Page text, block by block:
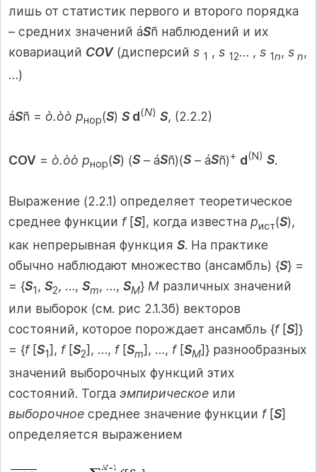
лишь от статистик первого и второго порядка
– средних значений áSñ наблюдений и их
ковариаций COV(дисперсий s 1 , s 12… , s 1n, s n,
…)
áSñ = ò.òò pнор(S) Sd(N) S, (2.2.2)
COV = ò.òò pнор(S) (S– áSñ)(S– áSñ)+ d(N) S.
Выражение (2.2.1) определяет теоретическое
среднее функции f[S], когда известна pист(S),
как непрерывная функция S. На практике
обычно наблюдают множество (ансамбль) {S} =
= {S1 , S2, …, Sm, …, SM} M различных значений
или выборок (см. рис 2.1.3б) векторов
состояний, которое порождает ансамбль {f [S]}
= {f[S1], f[S2], …, f [Sm], …, f[SM]} разнообразных
значений выборочных функций этих
состояний. Тогда эмпирическое или
выборочное среднее значение функции f[S]
определяется выражением